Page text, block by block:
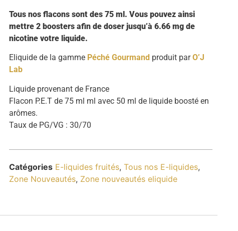
Tous nos flacons sont des 75 ml. Vous pouvez ainsi
mettre 2 boosters afin de doser jusqu’à 6.66 mg de
nicotine votre liquide.
Eliquide de la gamme Péché Gourmand produit parO’J
Lab
Liquide provenant de France
Flacon P.E.T de 75 ml ml avec 50 ml de liquide boosté en
arômes.
Taux de PG/VG : 30/70
Catégories E-liquides fruités,Tous nos E-liquides,
Zone Nouveautés, Zone nouveautés eliquide